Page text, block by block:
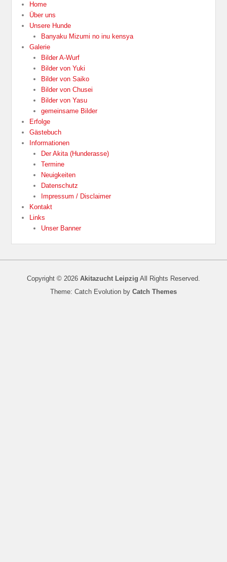
Home
Über uns
Unsere Hunde
Banyaku Mizumi no inu kensya
Galerie
Bilder A-Wurf
Bilder von Yuki
Bilder von Saiko
Bilder von Chusei
Bilder von Yasu
gemeinsame Bilder
Erfolge
Gästebuch
Informationen
Der Akita (Hunderasse)
Termine
Neuigkeiten
Datenschutz
Impressum / Disclaimer
Kontakt
Links
Unser Banner
Copyright © 2026 Akitazucht Leipzig All Rights Reserved.
Theme: Catch Evolution by Catch Themes